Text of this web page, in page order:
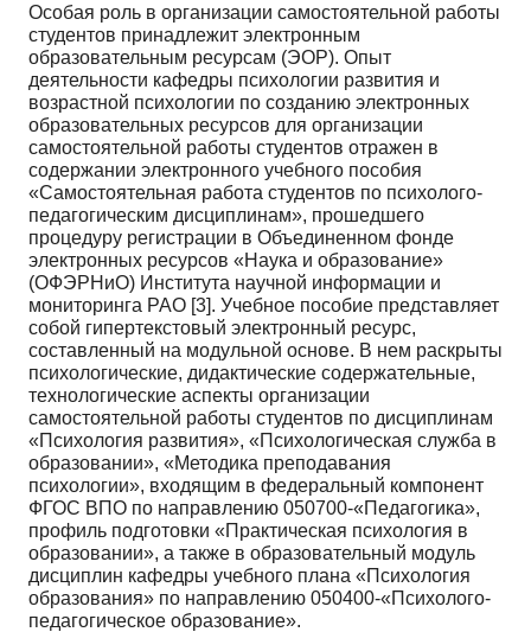
Особая роль в организации самостоятельной работы
студентов принадлежит электронным
образовательным ресурсам (ЭОР). Опыт
деятельности кафедры психологии развития и
возраст­ной психологии по созданию электронных
образовательных ресурсов для организации
самостоя­тельной работы студентов отражен в
содержании электронного учебного пособия
«Самостоятель­ная работа студентов по психолого-
педагогическим дисциплинам», прошедшего
процедуру регистра­ции в Объединенном фонде
электронных ресурсов «Наука и образование»
(ОФЭРНиО) Институ­та научной информации и
мониторинга РАО [3]. Учебное пособие представляет
собой гипертексто­вый электронный ресурс,
составленный на модульной основе. В нем раскрыты
психологические, ди­дактические содержательные,
технологические аспекты организации
самостоятельной работы сту­дентов по дисциплинам
«Психология развития», «Психологическая служба в
образовании», «Ме­тодика преподавания
психологии», входящим в федеральный компонент
ФГОС ВПО по направле­нию 050700-«Педагогика»,
профиль подготовки «Практическая психология в
образовании», а так­же в образовательный модуль
дисциплин кафедры учебного плана «Психология
образования» по направлению 050400-«Психолого-
педагогическое образование».